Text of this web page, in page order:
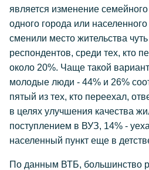
является изменение
одного города или
сменили место жительства
респондентов, среди тех, кто
около 20%. Чаще такой
молодые люди - 44% и 26%
пятый из тех, кто переехал,
в целях улучшения качества
поступлением в ВУЗ, 14% -
населенный пункт еще в
По данным ВТБ, большинство